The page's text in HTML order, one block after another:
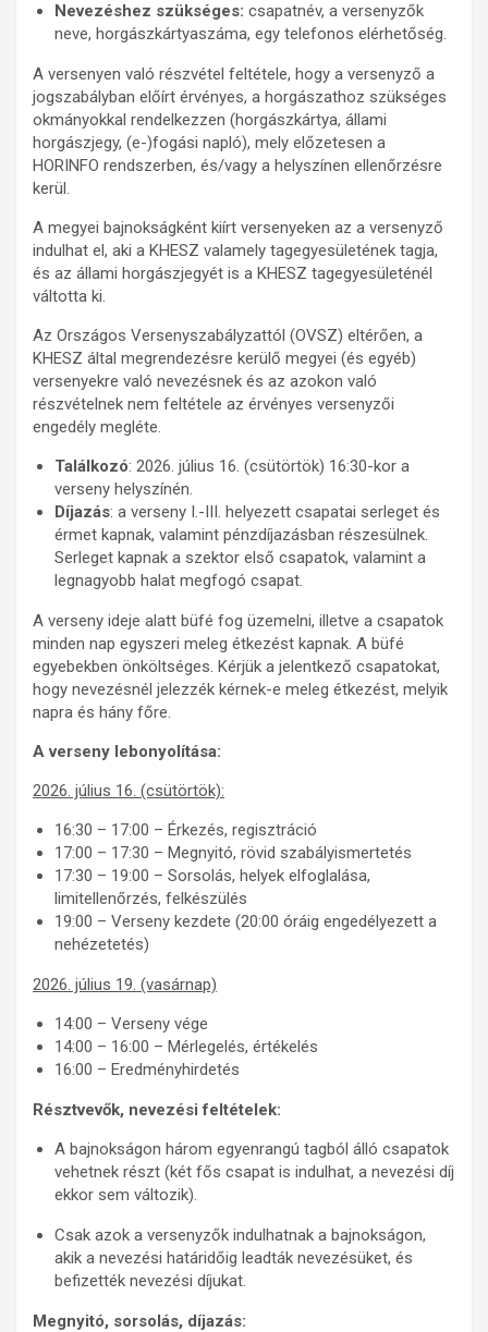
Nevezéshez szükséges: csapatnév, a versenyzők
neve, horgászkártyaszáma, egy telefonos elérhetőség.
A versenyen való részvétel feltétele, hogy a versenyző a
jogszabályban előírt érvényes, a horgászathoz szükséges
okmányokkal rendelkezzen (horgászkártya, állami
horgászjegy, (e-)fogási napló), mely előzetesen a
HORINFO rendszerben, és/vagy a helyszínen ellenőrzésre
kerül.
A megyei bajnokságként kiírt versenyeken az a versenyző
indulhat el, aki a KHESZ valamely tagegyesületének tagja,
és az állami horgászjegyét is a KHESZ tagegyesületénél
váltotta ki.
Az Országos Versenyszabályzattól (OVSZ) eltérően, a
KHESZ által megrendezésre kerülő megyei (és egyéb)
versenyekre való nevezésnek és az azokon való
részvételnek nem feltétele az érvényes versenyzői
engedély megléte.
Találkozó: 2026. július 16. (csütörtök) 16:30-kor a
verseny helyszínén.
Díjazás: a verseny I.-III. helyezett csapatai serleget és
érmet kapnak, valamint pénzdíjazásban részesülnek.
Serleget kapnak a szektor első csapatok, valamint a
legnagyobb halat megfogó csapat.
A verseny ideje alatt büfé fog üzemelni, illetve a csapatok
minden nap egyszeri meleg étkezést kapnak. A büfé
egyebekben önköltséges. Kérjük a jelentkező csapatokat,
hogy nevezésnél jelezzék kérnek-e meleg étkezést, melyik
napra és hány főre.
A verseny lebonyolítása:
2026. július 16. (csütörtök):
16:30 – 17:00 – Érkezés, regisztráció
17:00 – 17:30 – Megnyitó, rövid szabályismertetés
17:30 – 19:00 – Sorsolás, helyek elfoglalása,
limitellenőrzés, felkészülés
19:00 – Verseny kezdete (20:00 óráig engedélyezett a
nehézetetés)
2026. július 19. (vasárnap)
14:00 – Verseny vége
14:00 – 16:00 – Mérlegelés, értékelés
16:00 – Eredményhirdetés
Résztvevők, nevezési feltételek:
A bajnokságon három egyenrangú tagból álló csapatok
vehetnek részt (két fős csapat is indulhat, a nevezési díj
ekkor sem változik).
Csak azok a versenyzők indulhatnak a bajnokságon,
akik a nevezési határidőig leadták nevezésüket, és
befizették nevezési díjukat.
Megnyitó, sorsolás, díjazás: